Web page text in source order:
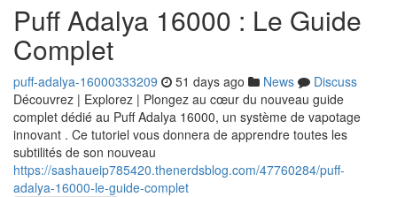
Puff Adalya 16000 : Le Guide
Complet
puff-adalya-16000333209 51 days ago News
Discuss
Découvrez | Explorez | Plongez au cœur du nouveau guide
complet dédié au Puff Adalya 16000, un système de vapotage
innovant . Ce tutoriel vous donnera de apprendre toutes les
subtilités de son nouveau
https://sashaueip785420.thenerdsblog.com/47760284/puff-
adalya-16000-le-guide-complet